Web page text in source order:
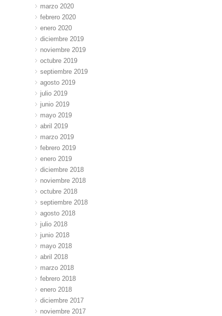
marzo 2020
febrero 2020
enero 2020
diciembre 2019
noviembre 2019
octubre 2019
septiembre 2019
agosto 2019
julio 2019
junio 2019
mayo 2019
abril 2019
marzo 2019
febrero 2019
enero 2019
diciembre 2018
noviembre 2018
octubre 2018
septiembre 2018
agosto 2018
julio 2018
junio 2018
mayo 2018
abril 2018
marzo 2018
febrero 2018
enero 2018
diciembre 2017
noviembre 2017